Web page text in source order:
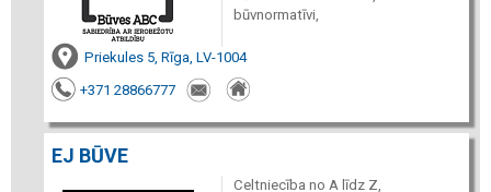
būvnormatīvi,
Priekules 5, Rīga, LV-1004
+371 28866777
EJ BŪVE
Celtniecība no A līdz Z,